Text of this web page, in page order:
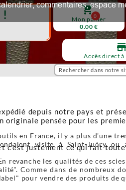
shopping_cart
0
Mon panier
0.00 €
en France, il y a plus d'une
visite à Saint-Juéry ou
revanche les qualités de ces
Comme dans de nombreux
pour vendre des produits de
!
store
Accès direct
depuis notre pays et
originale pensée pour les
c’est justement ce qui fait
commentaires, espace